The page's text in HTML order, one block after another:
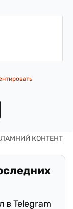
в Telegram